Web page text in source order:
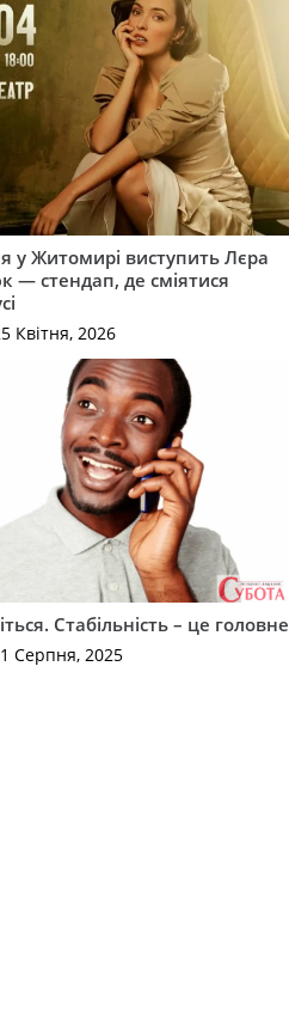
у Житомирі виступить Лєра
— стендап, де сміятися
Квітня, 2026
Стабільність – це головне
Серпня, 2025